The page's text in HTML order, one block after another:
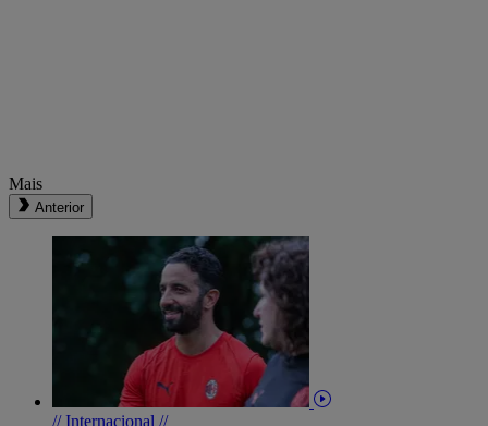
Mais
Anterior
// Internacional //